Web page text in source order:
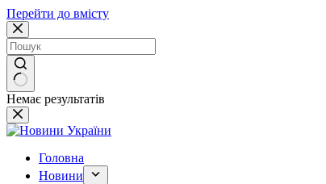
Перейти до вмісту
Немає результатів
Головна
Новини